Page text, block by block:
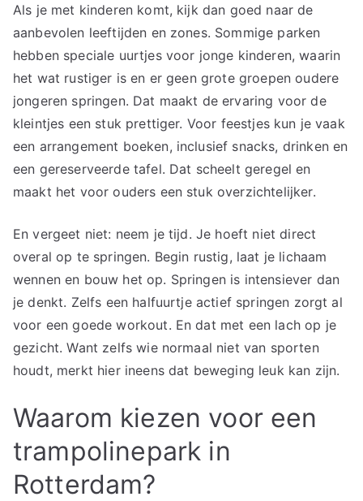
Als je met kinderen komt, kijk dan goed naar de
aanbevolen leeftijden en zones. Sommige parken
hebben speciale uurtjes voor jonge kinderen, waarin
het wat rustiger is en er geen grote groepen oudere
jongeren springen. Dat maakt de ervaring voor de
kleintjes een stuk prettiger. Voor feestjes kun je vaak
een arrangement boeken, inclusief snacks, drinken en
een gereserveerde tafel. Dat scheelt geregel en
maakt het voor ouders een stuk overzichtelijker.
En vergeet niet: neem je tijd. Je hoeft niet direct
overal op te springen. Begin rustig, laat je lichaam
wennen en bouw het op. Springen is intensiever dan
je denkt. Zelfs een halfuurtje actief springen zorgt al
voor een goede workout. En dat met een lach op je
gezicht. Want zelfs wie normaal niet van sporten
houdt, merkt hier ineens dat beweging leuk kan zijn.
Waarom kiezen voor een
trampolinepark in
Rotterdam?